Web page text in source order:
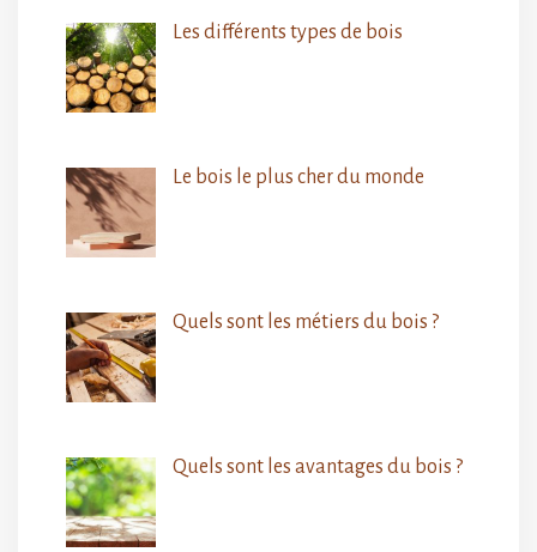
Les différents types de bois
Le bois le plus cher du monde
Quels sont les métiers du bois ?
Quels sont les avantages du bois ?